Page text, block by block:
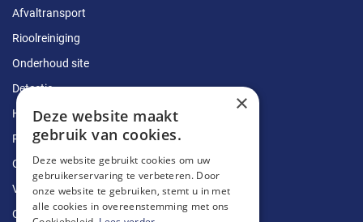
Afvaltransport
Rioolreiniging
Onderhoud site
Detectie
Herstellingen
Ruimingen
Ontstoppingen
Vetputten
Ontkalking
×
Deze website maakt
gebruik van cookies.
Deze website gebruikt cookies om uw
gebruikerservaring te verbeteren. Door
onze website te gebruiken, stemt u in met
alle cookies in overeenstemming met ons